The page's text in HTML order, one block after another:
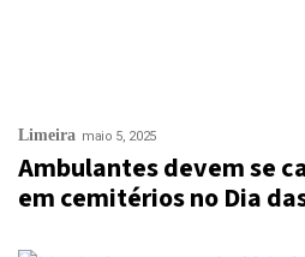
Limeira maio 5, 2025
Ambulantes devem se
em cemitérios no Dia